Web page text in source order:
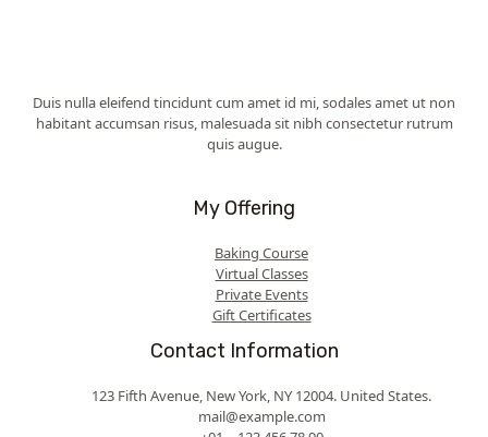
Duis nulla eleifend tincidunt cum amet id mi, sodales amet ut non
habitant accumsan risus, malesuada sit nibh consectetur rutrum
quis augue.
My Offering
Baking Course
Virtual Classes
Private Events
Gift Certificates
Contact Information
123 Fifth Avenue, New York, NY 12004. United States.
mail@example.com